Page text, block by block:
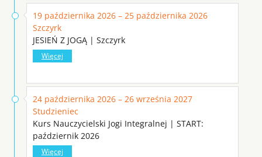
19 października 2026 – 25 października 2026
Szczyrk
JESIEŃ Z JOGĄ | Szczyrk
Więcej
24 października 2026 – 26 września 2027
Studzieniec
Kurs Nauczycielski Jogi Integralnej | START:
październik 2026
Więcej